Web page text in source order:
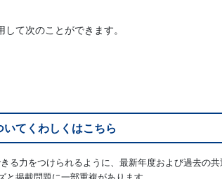
て次のことができます。
てくわしくはこちら
力をつけられるように、最新年度および過去の